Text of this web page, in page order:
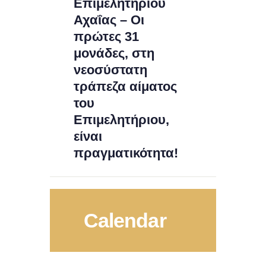
Επιμελητηρίου
Αχαΐας – Οι
πρώτες 31
μονάδες, στη
νεοσύστατη
τράπεζα αίματος
του
Επιμελητήριου,
είναι
πραγματικότητα!
Calendar